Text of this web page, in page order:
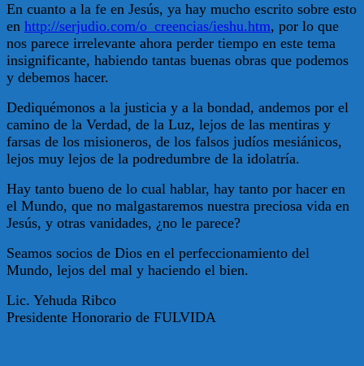
En cuanto a la fe en Jesús, ya hay mucho escrito sobre esto
en http://serjudio.com/o_creencias/ieshu.htm, por lo que
nos parece irrelevante ahora perder tiempo en este tema
insignificante, habiendo tantas buenas obras que podemos
y debemos hacer.
Dediquémonos a la justicia y a la bondad, andemos por el
camino de la Verdad, de la Luz, lejos de las mentiras y
farsas de los misioneros, de los falsos judíos mesiánicos,
lejos muy lejos de la podredumbre de la idolatría.
Hay tanto bueno de lo cual hablar, hay tanto por hacer en
el Mundo, que no malgastaremos nuestra preciosa vida en
Jesús, y otras vanidades, ¿no le parece?
Seamos socios de Dios en el perfeccionamiento del
Mundo, lejos del mal y haciendo el bien.
Lic. Yehuda Ribco
Presidente Honorario de FULVIDA